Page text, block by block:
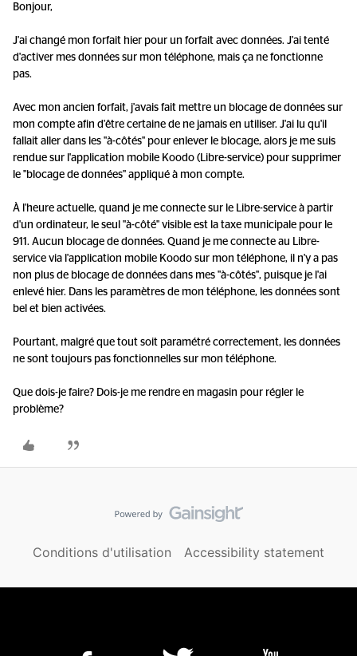
Bonjour,
J'ai changé mon forfait hier pour un forfait avec données. J'ai tenté
d'activer mes données sur mon téléphone, mais ça ne fonctionne
pas.
Avec mon ancien forfait, j'avais fait mettre un blocage de données sur
mon compte afin d'être certaine de ne jamais en utiliser. J'ai lu qu'il
fallait aller dans les "à-côtés" pour enlever le blocage, alors je me suis
rendue sur l'application mobile Koodo (Libre-service) pour supprimer
le "blocage de données" appliqué à mon compte.
À l'heure actuelle, quand je me connecte sur le Libre-service à partir
d'un ordinateur, le seul "à-côté" visible est la taxe municipale pour le
911. Aucun blocage de données. Quand je me connecte au Libre-
service via l'application mobile Koodo sur mon téléphone, il n'y a pas
non plus de blocage de données dans mes "à-côtés", puisque je l'ai
enlevé hier. Dans les paramètres de mon téléphone, les données sont
bel et bien activées.
Pourtant, malgré que tout soit paramétré correctement, les données
ne sont toujours pas fonctionnelles sur mon téléphone.
Que dois-je faire? Dois-je me rendre en magasin pour régler le
problème?
Conditions d'utilisation Accessibility statement